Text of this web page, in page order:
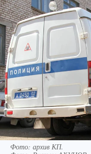
Фото: архив КП.